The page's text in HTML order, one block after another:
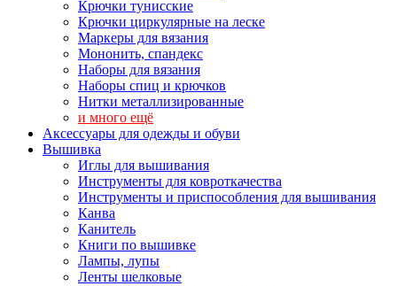
Крючки тунисские
Крючки циркулярные на леске
Маркеры для вязания
Мононить, спандекс
Наборы для вязания
Наборы спиц и крючков
Нитки металлизированные
и много ещё
Аксессуары для одежды и обуви
Вышивка
Иглы для вышивания
Инструменты для ковроткачества
Инструменты и приспособления для вышивания
Канва
Канитель
Книги по вышивке
Лампы, лупы
Ленты шелковые